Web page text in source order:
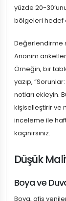
yüzde 20-
bölgeleri hedef
Değerlendirme
Anonim
Örneğin, bir
yazıp,
notları ekleyin.
kişiselleştirir ve
inceleme ile
kaçınırsınız.
Düşük
Boya ve
Boya, ofis